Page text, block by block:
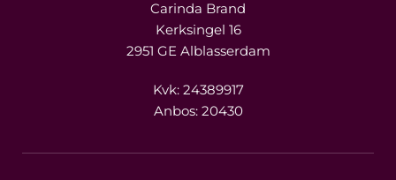
Carinda Brand
Kerksingel 16
2951 GE Alblasserdam
Kvk: 24389917
Anbos: 20430